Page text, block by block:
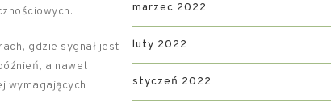
gdzie sygnał jest
a nawet
wymagających
marzec 2022
luty 2022
styczeń 2022